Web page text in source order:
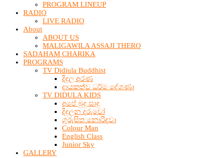
PROGRAM LINEUP
RADIO
LIVE RADIO
About
ABOUT US
MALIGAWILA ASSAJI THERO
SADAHAM CHARIKA
PROGRAMS
TV Didiula Buddhist
දිදුල අරණ
දායකත්ව ධර්ම දේශණා
TV DIDULA KIDS
අපේ බුදු සාදු
දිදුලන දරුවෝ
ගුරුසිත නොරිදවා
Colour Man
English Class
Junior Sky
GALLERY